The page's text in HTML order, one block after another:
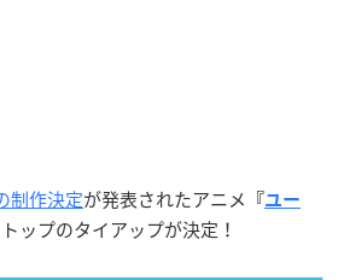
制作決定が発表されたアニメ 『ユー
ップのタイアップが決定！